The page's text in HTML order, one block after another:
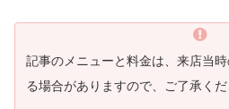
記事のメニューと料金は、来店当
る場合がありますので、ご了承くだ